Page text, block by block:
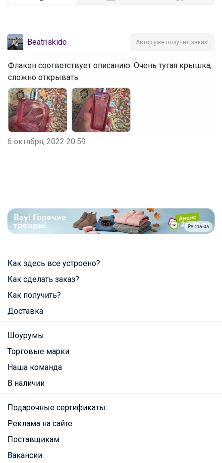
Beatriskido Автор уже получил заказ!
Флакон соответствует описанию. Очень тугая крышка,
сложно открывать
6 октября, 2022 20:59
Реклама
Как здесь все устроено?
Как сделать заказ?
Как получить?
Доставка
Шоурумы
Торговые марки
Наша команда
В наличии
Подарочные сертификаты
Реклама на сайте
Поставщикам
Вакансии